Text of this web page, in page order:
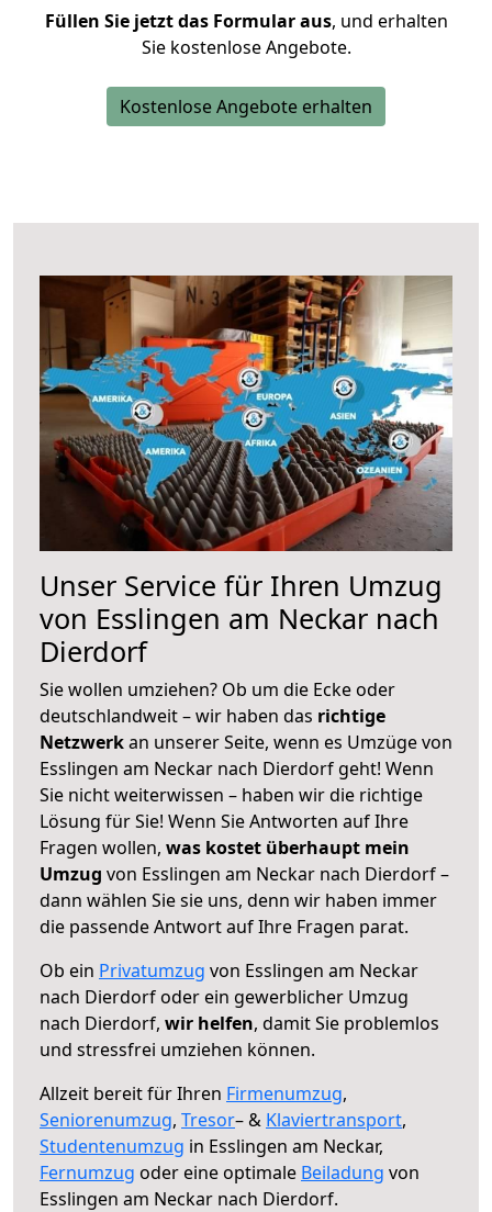
Füllen Sie jetzt das Formular aus, und erhalten
Sie kostenlose Angebote.
Kostenlose Angebote erhalten
Unser Service für Ihren Umzug
von Esslingen am Neckar nach
Dierdorf
Sie wollen umziehen? Ob um die Ecke oder
deutschlandweit – wir haben das richtige
Netzwerkan unserer Seite, wenn es Umzüge von
Esslingen am Neckar nach Dierdorf geht! Wenn
Sie nicht weiterwissen – haben wir die richtige
Lösung für Sie! Wenn Sie Antworten auf Ihre
Fragen wollen, was kostet überhaupt mein
Umzug von Esslingen am Neckar nach Dierdorf –
dann wählen Sie sie uns, denn wir haben immer
die passende Antwort auf Ihre Fragen parat.
Ob ein Privatumzug von Esslingen am Neckar
nach Dierdorf oder ein gewerblicher Umzug
nach Dierdorf, wir helfen, damit Sie problemlos
und stressfrei umziehen können.
Allzeit bereit für Ihren Firmenumzug,
Seniorenumzug, Tresor– & Klaviertransport,
Studentenumzug in Esslingen am Neckar,
Fernumzug oder eine optimale Beiladung von
Esslingen am Neckar nach Dierdorf.